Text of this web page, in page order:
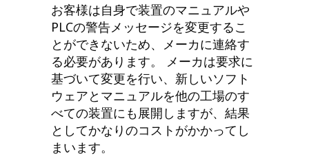
お客様は自身で装置のマニュアルや
PLCの警告メッセージを変更するこ
とができないため、メーカに連絡す
る必要があります。 メーカは要求に
基づいて変更を行い、新しいソフト
ウェアとマニュアルを他の工場のす
べての装置にも展開しますが、結果
としてかなりのコストがかかってし
まいます。